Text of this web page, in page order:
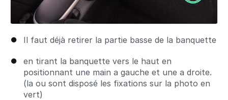
Il faut déjà retirer la partie basse de la banquette
en tirant la banquette vers le haut en
positionnant une main a gauche et une a droite.
(la ou sont disposé les fixations sur la photo en
vert)